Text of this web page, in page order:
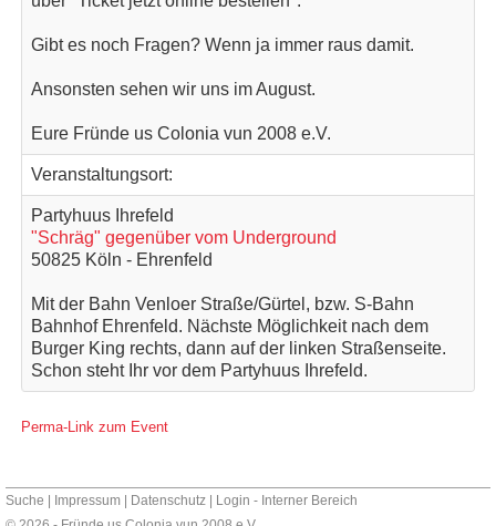
Gibt es noch Fragen? Wenn ja immer raus damit.
Ansonsten sehen wir uns im August.
Eure Fründe us Colonia vun 2008 e.V.
Veranstaltungsort:
Partyhuus Ihrefeld
"Schräg" gegenüber vom Underground
50825 Köln - Ehrenfeld
Mit der Bahn Venloer Straße/Gürtel, bzw. S-Bahn
Bahnhof Ehrenfeld. Nächste Möglichkeit nach dem
Burger King rechts, dann auf der linken Straßenseite.
Schon steht Ihr vor dem Partyhuus Ihrefeld.
Perma-Link zum Event
Suche Impressum Datenschutz
Login - Interner Bereich